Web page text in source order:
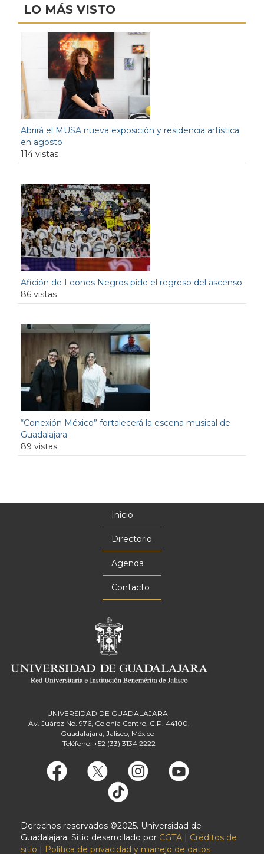
LO MÁS VISTO
Abrirá el MUSA nueva exposición y residencia artística
en agosto
114 vistas
Afición de Leones Negros pide el regreso del ascenso
86 vistas
“Conexión México” fortalecerá la escena musical de
Guadalajara
89 vistas
Inicio
Directorio
Agenda
Contacto
UNIVERSIDAD DE GUADALAJARA
Av. Juárez No. 976, Colonia Centro, C.P. 44100,
Guadalajara, Jalisco, México
Teléfono: +52 (33) 3134 2222
Derechos reservados ©2025. Universidad de
Guadalajara. Sitio desarrollado por CGTA | Créditos de
sitio | Política de privacidad y manejo de datos